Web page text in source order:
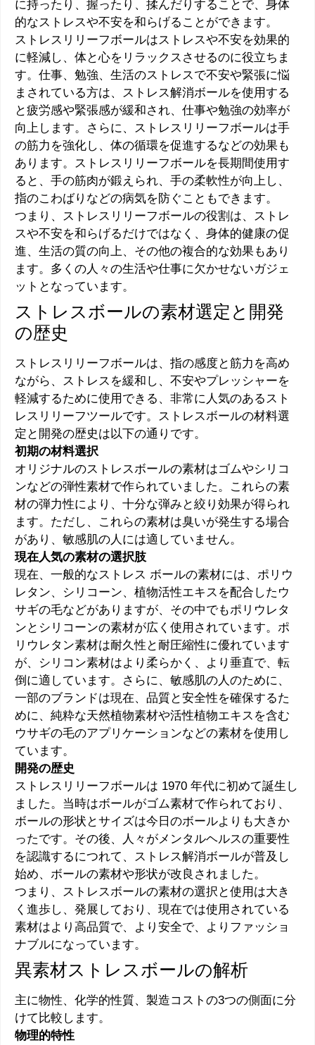
に持ったり、握ったり、揉んだりすることで、身体
的なストレスや不安を和らげることができます。
ストレスリリーフボールはストレスや不安を効果的
に軽減し、体と心をリラックスさせるのに役立ちま
す。仕事、勉強、生活のストレスで不安や緊張に悩
まされている方は、ストレス解消ボールを使用する
と疲労感や緊張感が緩和され、仕事や勉強の効率が
向上します。さらに、ストレスリリーフボールは手
の筋力を強化し、体の循環を促進するなどの効果も
あります。ストレスリリーフボールを長期間使用す
ると、手の筋肉が鍛えられ、手の柔軟性が向上し、
指のこわばりなどの病気を防ぐこともできます。
つまり、ストレスリリーフボールの役割は、ストレ
スや不安を和らげるだけではなく、身体的健康の促
進、生活の質の向上、その他の複合的な効果もあり
ます。多くの人々の生活や仕事に欠かせないガジェ
ットとなっています。
ストレスボールの素材選定と開発
の歴史
ストレスリリーフボールは、指の感度と筋力を高め
ながら、ストレスを緩和し、不安やプレッシャーを
軽減するために使用できる、非常に人気のあるスト
レスリリーフツールです。ストレスボールの材料選
定と開発の歴史は以下の通りです。
初期の材料選択
オリジナルのストレスボールの素材はゴムやシリコ
ンなどの弾性素材で作られていました。これらの素
材の弾力性により、十分な弾みと絞り効果が得られ
ます。ただし、これらの素材は臭いが発生する場合
があり、敏感肌の人には適していません。
現在人気の素材の選択肢
現在、一般的なストレス ボールの素材には、ポリウ
レタン、シリコーン、植物活性エキスを配合したウ
サギの毛などがありますが、その中でもポリウレタ
ンとシリコーンの素材が広く使用されています。ポ
リウレタン素材は耐久性と耐圧縮性に優れています
が、シリコン素材はより柔らかく、より垂直で、転
倒に適しています。さらに、敏感肌の人のために、
一部のブランドは現在、品質と安全性を確保するた
めに、純粋な天然植物素材や活性植物エキスを含む
ウサギの毛のアプリケーションなどの素材を使用し
ています。
開発の歴史
ストレスリリーフボールは 1970 年代に初めて誕生し
ました。当時はボールがゴム素材で作られており、
ボールの形状とサイズは今日のボールよりも大きか
ったです。その後、人々がメンタルヘルスの重要性
を認識するにつれて、ストレス解消ボールが普及し
始め、ボールの素材や形状が改良されました。
つまり、ストレスボールの素材の選択と使用は大き
く進歩し、発展しており、現在では使用されている
素材はより高品質で、より安全で、よりファッショ
ナブルになっています。
異素材ストレスボールの解析
主に物性、化学的性質、製造コストの3つの側面に分
けて比較します。
物理的特性